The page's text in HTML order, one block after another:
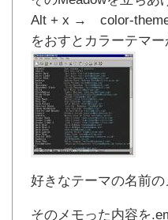
Alt + x → color-
をおすとカラーテマー
好きなテーマの名前の
そのメモった内容を